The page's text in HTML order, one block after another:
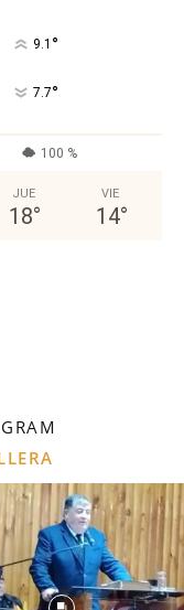
9.1 °
7.7°
100 %
JUE
18°
VIE
14°